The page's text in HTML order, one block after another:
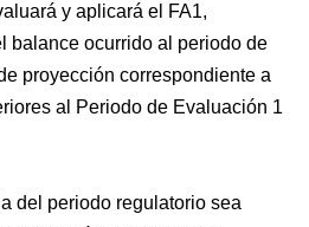
y aplicará el FA1,
balance ocurrido al periodo de
proyección correspondiente a
al Periodo de Evaluación 1
del periodo regulatorio sea